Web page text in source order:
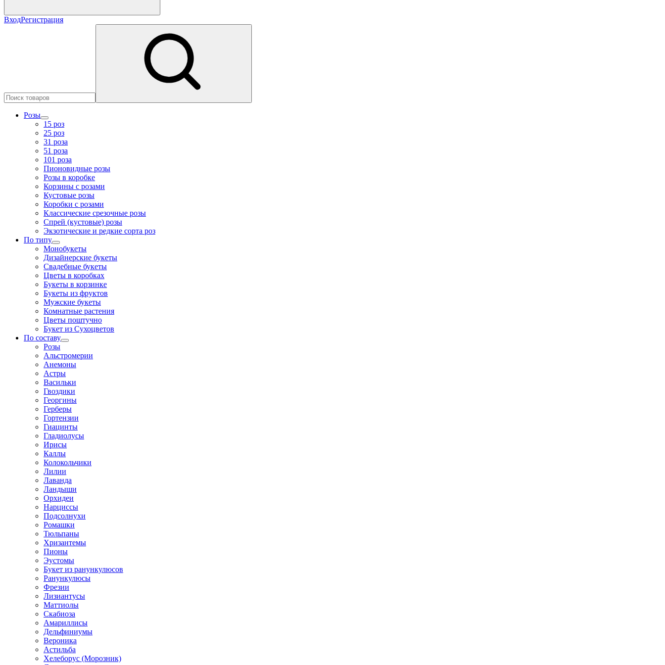
ВходРегистрация
Розы
15 роз
25 роз
31 роза
51 роза
101 роза
Пионовидные розы
Розы в коробке
Корзины с розами
Кустовые розы
Коробки с розами
Классические срезочные розы
Спрей (кустовые) розы
Экзотические и редкие сорта роз
По типу
Монобукеты
Дизайнерские букеты
Свадебные букеты
Цветы в коробках
Букеты в корзинке
Букеты из фруктов
Мужские букеты
Комнатные растения
Цветы поштучно
Букет из Сухоцветов
По составу
Розы
Альстромерии
Анемоны
Астры
Васильки
Гвоздики
Георгины
Герберы
Гортензии
Гиацинты
Гладиолусы
Ирисы
Каллы
Колокольчики
Лилии
Лаванда
Ландыши
Орхидеи
Нарциссы
Подсолнухи
Ромашки
Тюльпаны
Хризантемы
Пионы
Эустомы
Букет из ранункулюсов
Ранункулюсы
Фрезии
Лизиантусы
Маттиолы
Скабиоза
Амариллисы
Дельфиниумы
Вероника
Астильба
Хелеборус (Морозник)